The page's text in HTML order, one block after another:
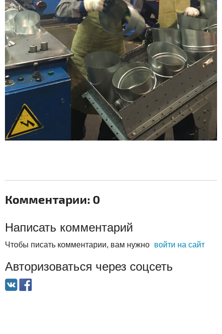
Комментарии: 0
Написать комментарий
Чтобы писать комментарии, вам нужно войти на сайт
Авторизоваться через соцсеть